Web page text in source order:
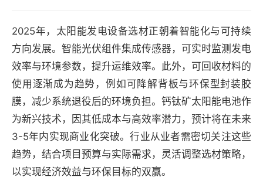
2025年，太阳能发电设备选材正朝着智能化与可持续
方向发展。智能光伏组件集成传感器，可实时监测发电
效率与环境参数，提升运维效率。此外，可回收材料的
使用逐渐成为趋势，例如可降解背板与环保型封装胶
膜，减少系统退役后的环境负担。钙钛矿太阳能电池作
为新兴技术，因其低成本与高效率潜力，预计将在未来
3-5年内实现商业化突破。行业从业者需密切关注这些
趋势，结合项目预算与实际需求，灵活调整选材策略，
以实现经济效益与环保目标的双赢。